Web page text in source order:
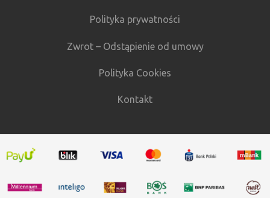
Polityka prywatności
Zwrot – Odstąpienie od umowy
Polityka Cookies
Kontakt